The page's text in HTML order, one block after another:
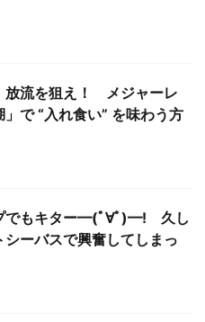
放流を狙え！ メジャーレ
で “入れ食い” を味わう方
でもキター━(ﾟ∀ﾟ)━! 久し
シーバスで興奮してしまっ